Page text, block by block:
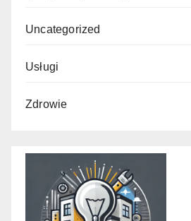
Uncategorized
Usługi
Zdrowie